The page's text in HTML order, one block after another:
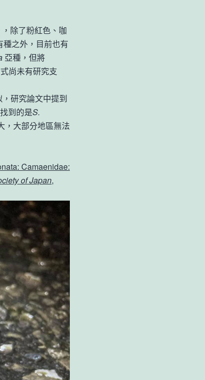
除了粉紅色、咖
之外，目前也有
亞種，但將
尚未有研究支
研究論文中提到
到的是S.
，大部分地區無法
Camaenidae:
of Japan,